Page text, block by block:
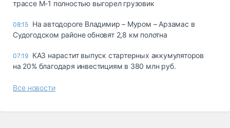
трассе М-1 полностью выгорел грузовик
08:15 На автодороге Владимир – Муром – Арзамас в
Судогодском районе обновят 2,8 км полотна
07:19 КАЗ нарастит выпуск стартерных аккумуляторов
на 20% благодаря инвестициям в 380 млн руб.
Все новости